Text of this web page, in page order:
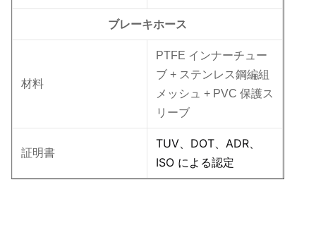
ブレーキホース
材料
PTFE インナーチュー
ブ + ステンレス鋼編組
メッシュ + PVC 保護ス
リーブ
証明書
TUV、DOT、ADR、
ISO による認定